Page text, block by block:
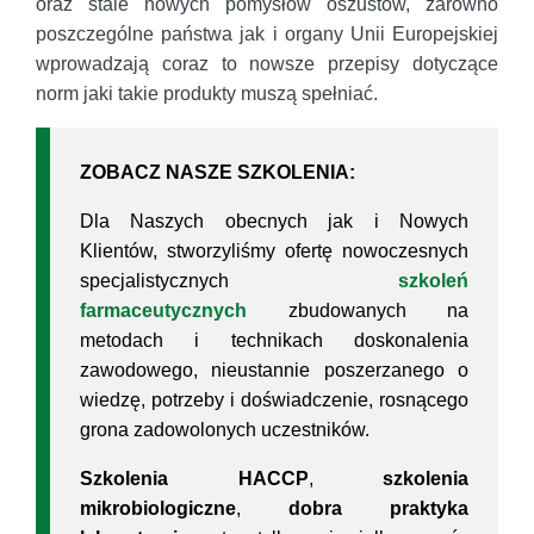
oraz stale nowych pomysłów oszustów, zarówno
poszczególne państwa jak i organy Unii Europejskiej
wprowadzają coraz to nowsze przepisy dotyczące
norm jaki takie produkty muszą spełniać.
ZOBACZ NASZE SZKOLENIA:
Dla Naszych obecnych jak i Nowych
Klientów, stworzyliśmy ofertę nowoczesnych
specjalistycznych szkoleń
farmaceutycznych zbudowanych na
metodach i technikach doskonalenia
zawodowego, nieustannie poszerzanego o
wiedzę, potrzeby i doświadczenie, rosnącego
grona zadowolonych uczestników.
Szkolenia HACCP, szkolenia
mikrobiologiczne, dobra praktyka